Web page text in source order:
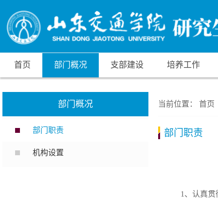
首页 部门概况 支部建设 培养工作
部门概况
部门职责
机构设置
当前位置： 首页
部门职责
1、认真贯